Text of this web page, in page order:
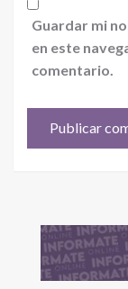
Guardar mi
en este
comentario.